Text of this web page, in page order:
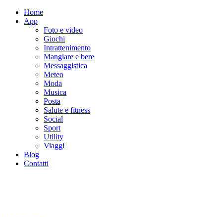
Home
App
Foto e video
Giochi
Intrattenimento
Mangiare e bere
Messaggistica
Meteo
Moda
Musica
Posta
Salute e fitness
Social
Sport
Utility
Viaggi
Blog
Contatti